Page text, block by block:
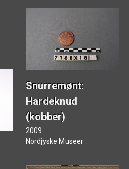
Snurremønt:
Hardeknud
(kobber)
2009
Nordjyske Museer